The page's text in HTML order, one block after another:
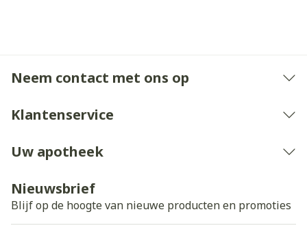
Neem contact met ons op
Klantenservice
Uw apotheek
Nieuwsbrief
Blijf op de hoogte van nieuwe producten en promoties